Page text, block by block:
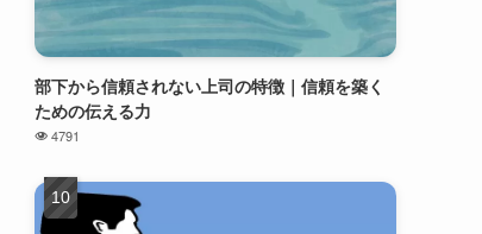
部下から信頼されない上司の特徴｜信頼を築く
ための伝える力
4791